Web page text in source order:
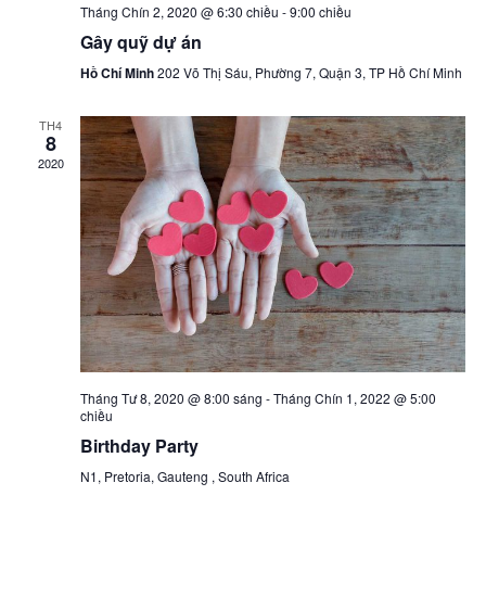
Tháng Chín 2, 2020 @ 6:30 chiều -9:00 chiều
Gây quỹ dự án
Hồ Chí Minh202 Võ Thị Sáu, Phường 7, Quận 3, TP Hồ Chí Minh
TH4
8
2020
Tháng Tư 8, 2020 @ 8:00 sáng -Tháng Chín 1, 2022 @ 5:00
chiều
Birthday Party
N1, Pretoria, Gauteng , South Africa